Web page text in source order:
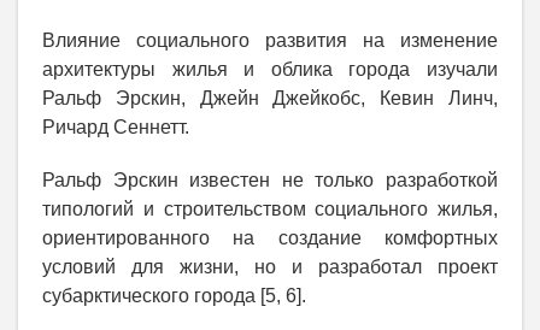
Влияние социального развития на изменение
архитектуры жилья и облика города изучали
Ральф Эрскин, Джейн Джейкобс, Кевин Линч,
Ричард Сеннетт.
Ральф Эрскин известен не только разработкой
типологий и строительством социального жилья,
ориентированного на создание комфортных
условий для жизни, но и разработал проект
субарктического города [5, 6].